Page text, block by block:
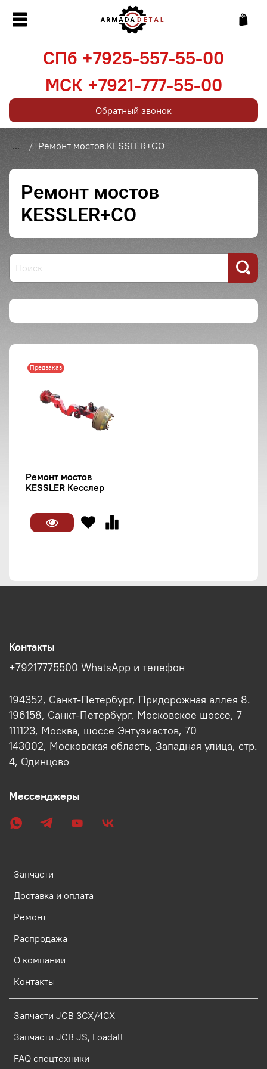
... Ремонт мостов KESSLER+CO
Ремонт мостов
KESSLER+CO
Предзаказ
Ремонт мостов
KESSLER Кесслер
СПб +7925-557-55-00
МСК +7921-777-55-00
Обратный звонок
Запчасти
Доставка и оплата
Ремонт
Распродажа
О компании
Контакты
Запчасти JCB 3CX/4CX
Запчасти JCB JS, Loadall
FAQ спецтехники
Контакты
+79217775500 WhatsApp и телефон
194352, Санкт-Петербург, Придорожная аллея 8.
196158, Санкт-Петербург, Московское шоссе, 7
111123, Москва, шоссе Энтузиастов, 70
143002, Московская область, Западная улица, стр.
4, Одинцово
Мессенджеры